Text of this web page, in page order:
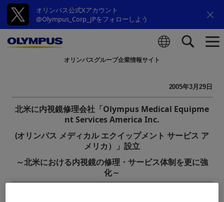
オリンパス公式Xアカウント
@Olympus_Corp_JPをフォローしよう
オリンパスグループ企業情報サイト
2005年3月29日
北米に内視鏡修理会社「Olympus Medical Equipme
nt Services America Inc.
(オリンパス メディカル エクイップメント サービス ア
メリカ）」設立
～北米における内視鏡の修理・サービス体制を更に強
化～